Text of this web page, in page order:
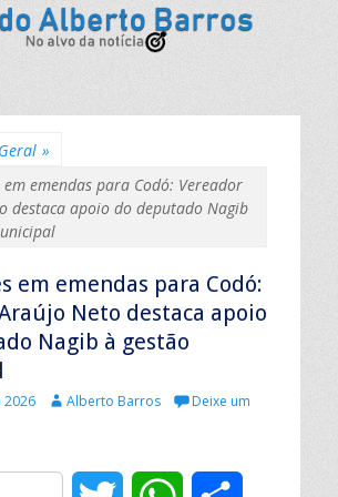
Geral »
emendas para Codó: Vereador
destaca apoio do deputado Nagib
em emendas para Codó:
Neto destaca apoio
Nagib à gestão
2026
A Alberto Barros
Deixe um